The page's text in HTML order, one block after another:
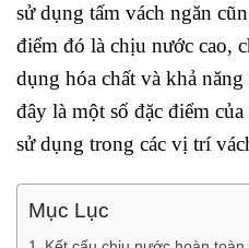
sử dụng tấm vách ngăn
điểm đó là chịu nước cao,
dụng hóa chất và khả
đây là một số đặc điểm của
sử dụng trong các vị trí
Mục Lục